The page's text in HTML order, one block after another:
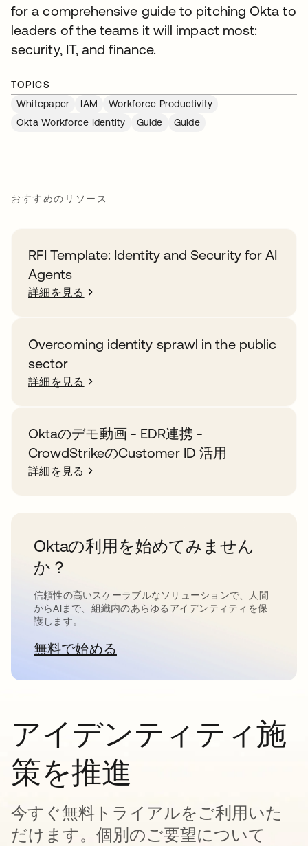
for a comprehensive guide to pitching Okta to
leaders of the teams it will impact most:
security, IT, and finance.
TOPICS
Whitepaper
IAM
Workforce Productivity
Okta Workforce Identity
Guide Guide
おすすめのリソース
RFI Template: Identity and Security for AI
Agents
詳細を見る
Overcoming identity sprawl in the public
sector
詳細を見る
Oktaのデモ動画 - EDR連携 -
CrowdStrikeのCustomer ID 活用
詳細を見る
Oktaの利用を始めてみません
か？
信頼性の高いスケーラブルなソリューションで、人間
からAIまで、組織内のあらゆるアイデンティティを保
護します。
無料で始める新しいタブで開く
アイデンティティ施
策を推進
今すぐ無料トライアルをご利用いた
だけます。個別のご要望について